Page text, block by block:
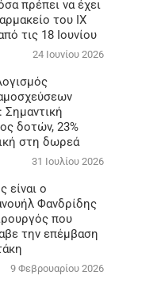
πρέπει να έχει
του ΙΧ
τις 18 Ιουνίου
24 Ιουνίου 2026
Σημαντική
δοτών, 23%
στη δωρεά
31 Ιουλίου 2026
είναι ο
Φανδρίδης
που
την επέμβαση
9 Φεβρουαρίου 2026